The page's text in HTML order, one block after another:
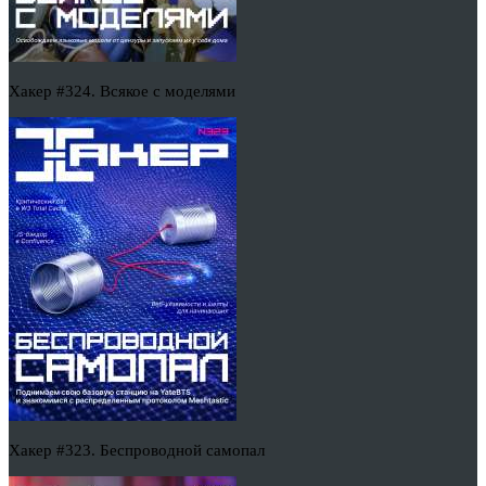
Хакер #324. Всякое с моделями
Хакер #323. Беспроводной самопал